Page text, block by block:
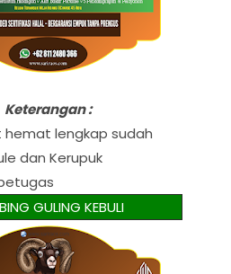
Keterangan :
hemat lengkap sudah
dan Kerupuk
GULING KEBULI